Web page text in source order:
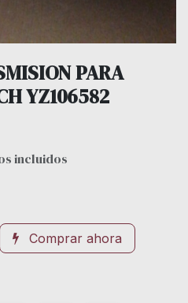
PARA
YZ106582
incluidos
Comprar ahora